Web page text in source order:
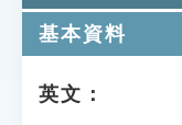
單字索引
基本資料
英文：